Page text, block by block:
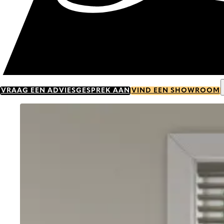
VRAAG EEN ADVIESGESPREK AAN VIND EEN SHOWROOM
Go to item 0